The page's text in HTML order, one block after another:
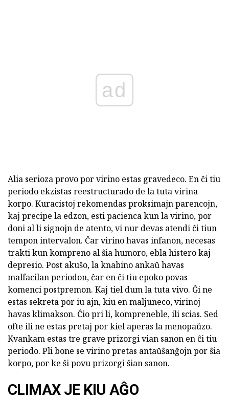
ad
Alia serioza provo por virino estas gravedeco. En ĉi tiu
periodo ekzistas reestructurado de la tuta virina
korpo. Kuracistoj rekomendas proksimajn parencojn,
kaj precipe la edzon, esti pacienca kun la virino, por
doni al li signojn de atento, vi nur devas atendi ĉi tiun
tempon intervalon. Ĉar virino havas infanon, necesas
trakti kun kompreno al ŝia humoro, ebla histero kaj
depresio. Post akuŝo, la knabino ankaŭ havas
malfacilan periodon, ĉar en ĉi tiu epoko povas
komenci postpremon. Kaj tiel dum la tuta vivo. Ĝi ne
estas sekreta por iu ajn, kiu en maljuneco, virinoj
havas klimakson. Ĉio pri li, kompreneble, ili scias. Sed
ofte ili ne estas pretaj por kiel aperas la menopaŭzo.
Kvankam estas tre grave prizorgi vian sanon en ĉi tiu
periodo. Pli bone se virino pretas antaŭŝanĝojn por ŝia
korpo, por ke ŝi povu prizorgi ŝian sanon.
CLIMAX JE KIU AĜO